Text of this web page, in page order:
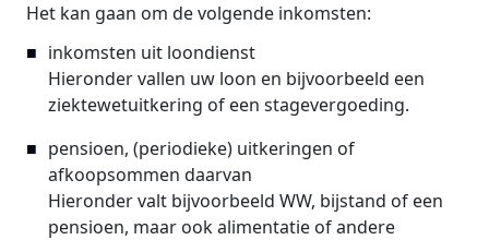
Het kan gaan om de volgende inkomsten:
inkomsten uit loondienst
Hieronder vallen uw loon en bijvoorbeeld een
ziektewetuitkering of een stagevergoeding.
pensioen, (periodieke) uitkeringen of
afkoopsommen daarvan
Hieronder valt bijvoorbeeld WW, bijstand of een
pensioen, maar ook alimentatie of andere